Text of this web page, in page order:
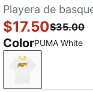
Playera de
$17.50$35.00
ColorPUMA White